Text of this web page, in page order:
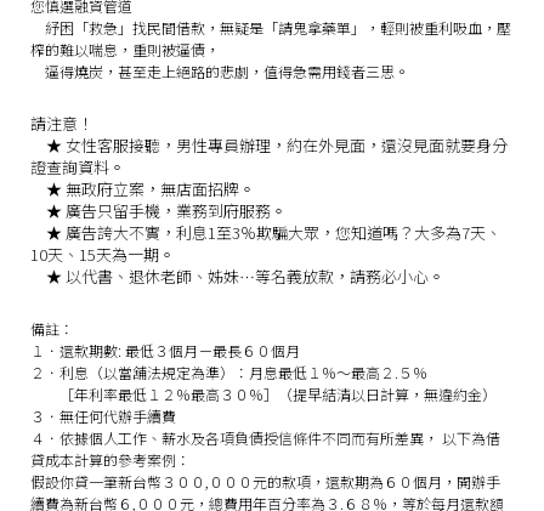
您慎選融資管道
紓困「救急」找民間借款，無疑是「請鬼拿藥單」，輕則被重利吸血，壓
榨的難以喘息，重則被逼債，
逼得燒炭，甚至走上絕路的悲劇，值得急需用錢者三思。
請注意！
★女性客服接聽，男性專員辦理，約在外見面，還沒見面就要身分
證查詢資料。
★無政府立案，無店面招牌。
★ 廣告只留手機，業務到府服務。
★ 廣告誇大不實，利息1至3％欺騙大眾，您知道嗎？大多為7天、
10天、15天為一期。
★以代書、退休老師、姊妹…等名義放款，請務必小心。
備註：
１．還款期數: 最低３個月－最長６０個月
２．利息（以當舖法規定為準）：月息最低１％～最高２.５％
［年利率最低１２％最高３０％］（提早結清以日計算，無違約金）
３．無任何代辦手續費
４．依據個人工作、薪水及各項負債授信條件不同而有所差異， 以下為借
貸成本計算的參考案例：
假設你貸一筆新台幣３００,０００元的款項，還款期為６０個月，開辦手
續費為新台幣６,０００元，總費用年百分率為３.６８％，等於每月還款額